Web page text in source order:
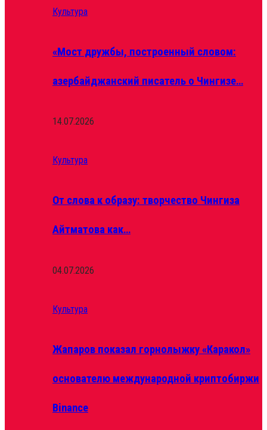
Культура
«Мост дружбы, построенный словом:
азербайджанский писатель о Чингизе…
14.07.2026
Культура
От слова к образу: творчество Чингиза
Айтматова как…
04.07.2026
Культура
Жапаров показал горнолыжку «Каракол»
основателю международной криптобиржи
Binance